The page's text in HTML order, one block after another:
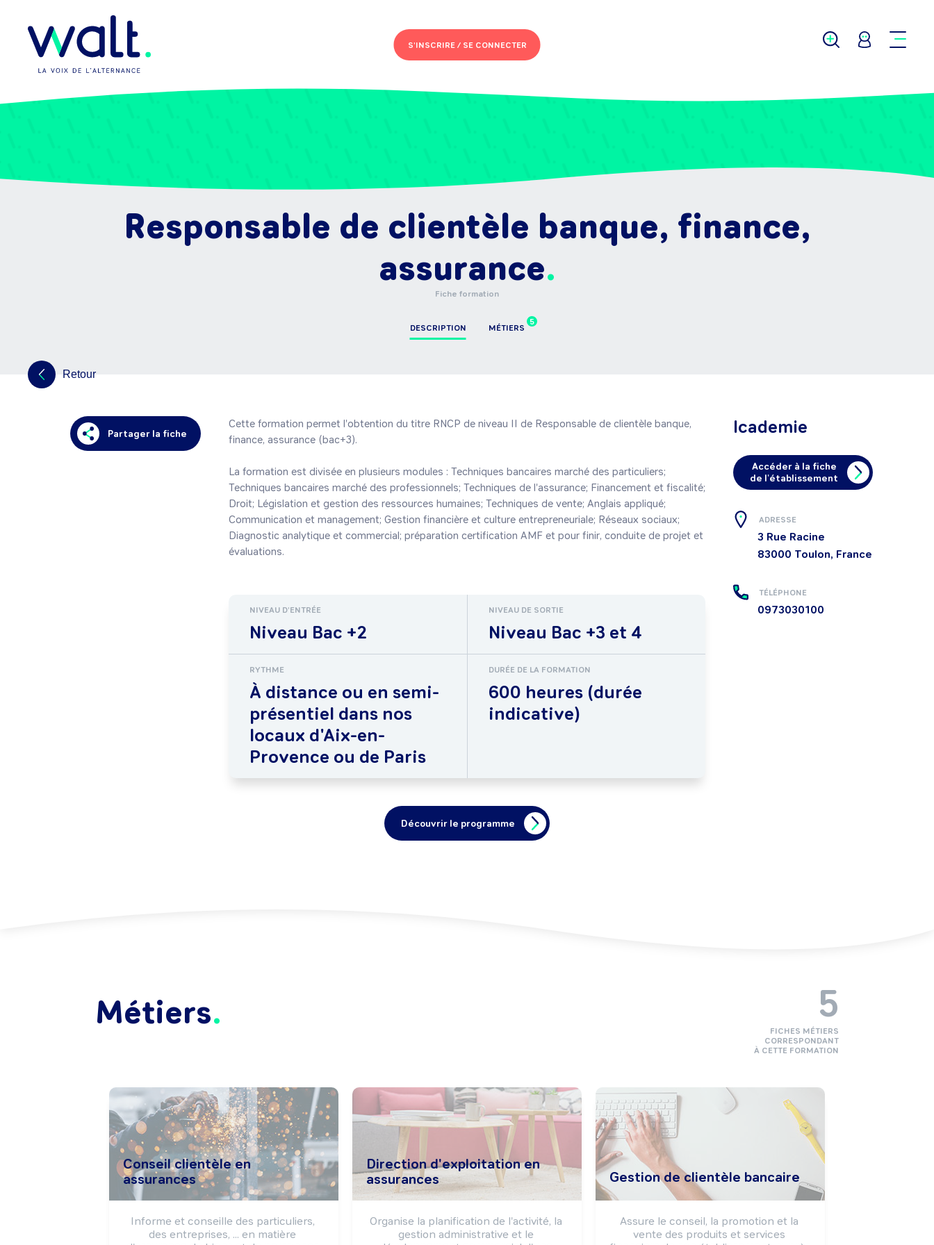
S'INSCRIRE /SE CONNECTER
Responsable de clientèle banque, finance,
assurance
Fiche formation
DESCRIPTION
5
MÉTIERS
Retour
Partager la fiche
Cette formation permet l'obtention du titre RNCP de niveau II de Responsable de clientèle banque,
finance, assurance (bac+3).
La formation est divisée en plusieurs modules : Techniques bancaires marché des particuliers;
Techniques bancaires marché des professionnels; Techniques de l'assurance; Financement et fiscalité;
Droit; Législation et gestion des ressources humaines; Techniques de vente; Anglais appliqué;
Communication et management; Gestion financière et culture entrepreneuriale; Réseaux sociaux;
Diagnostic analytique et commercial; préparation certification AMF et pour finir, conduite de projet et
évaluations.
NIVEAU D'ENTRÉE
Niveau Bac +2
NIVEAU DE SORTIE
Niveau Bac +3 et 4
RYTHME
À distance ou en semi-
présentiel dans nos
locaux d'Aix-en-
Provence ou de Paris
DURÉE DE LA FORMATION
600 heures (durée
indicative)
Découvrir le programme
Icademie
Accéder à la fiche
de l'établissement
ADRESSE
3 Rue Racine
83000 Toulon, France
TÉLÉPHONE
0973030100
Métiers
Conseil clientèle en
assurances
Informe et conseille des particuliers,
des entreprises, ... en matière
Direction d'exploitation en
assurances
Organise la planification de l'activité, la
gestion administrative et le
Gestion de clientèle bancaire
Assure le conseil, la promotion et la
vente des produits et services
5
FICHES MÉTIERS
CORRESPONDANT
À CETTE FORMATION